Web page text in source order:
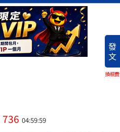
發
文
換稿費
736 04:59:59